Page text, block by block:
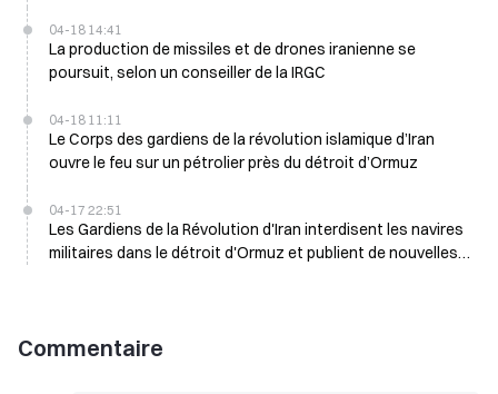
04-18 14:41
La production de missiles et de drones iranienne se
poursuit, selon un conseiller de la IRGC
04-18 11:11
Le Corps des gardiens de la révolution islamique d’Iran
ouvre le feu sur un pétrolier près du détroit d’Ormuz
04-17 22:51
Les Gardiens de la Révolution d'Iran interdisent les navires
militaires dans le détroit d'Ormuz et publient de nouvelles
Commentaire